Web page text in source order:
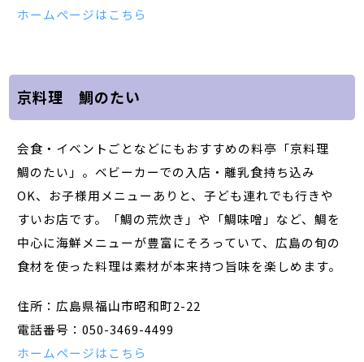
ホームページはこちら
京料理 鯛のたい
会食・イベントごとなどにもおすすめの料亭「京料理
鯛のたい」。ベビーカーでの入店・離乳食持ち込み
OK、お子様用メニューありと、子ども連れでも行きや
すいお店です。「鯛の荒炊き」や「鯛味噌」など、鯛を
中心に海鮮メニューが豊富にそろっていて、広島の旬の
食材を使った料理は素材が本来持つ旨味を楽しめます。
住所：広島県福山市昭和町2-22
電話番号：050-3469-4499
ホームページはこちら